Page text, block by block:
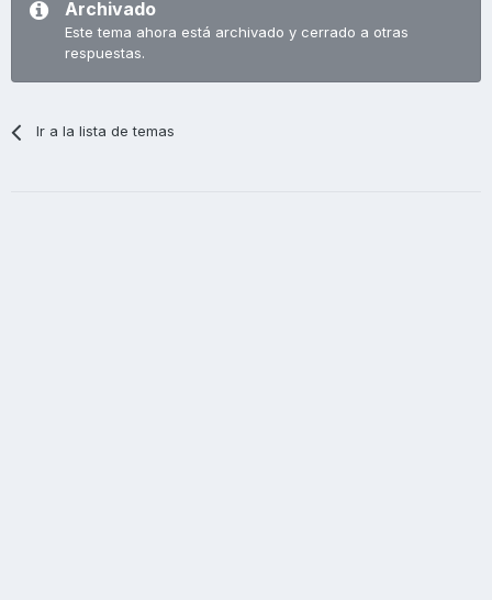
Archivado
Este tema ahora está archivado y cerrado a otras
respuestas.
Ir a la lista de temas